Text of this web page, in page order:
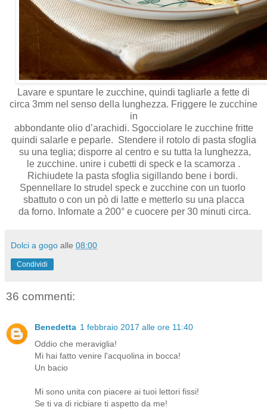
Lavare e spuntare le zucchine, quindi tagliarle a fette di
circa 3mm nel senso della lunghezza. Friggere le zucchine
in
abbondante olio d’arachidi. Sgocciolare le zucchine fritte
quindi salarle e peparle. Stendere il rotolo di pasta sfoglia
su una teglia; disporre al centro e su tutta la lunghezza,
le zucchine. unire i cubetti di speck e la scamorza .
Richiudete la pasta sfoglia sigillando bene i bordi.
Spennellare lo strudel speck e zucchine con un tuorlo
sbattuto o con un pò di latte e metterlo su una placca
da forno. Infornate a 200° e cuocere per 30 minuti circa.
Dolci a gogo alle 08:00
Condividi
36 commenti:
Benedetta 1 febbraio 2017 alle ore 11:40
Oddio che meraviglia!
Mi hai fatto venire l'acquolina in bocca!
Un bacio
Mi sono unita con piacere ai tuoi lettori fissi!
Se ti va di ricbiare ti aspetto da me!